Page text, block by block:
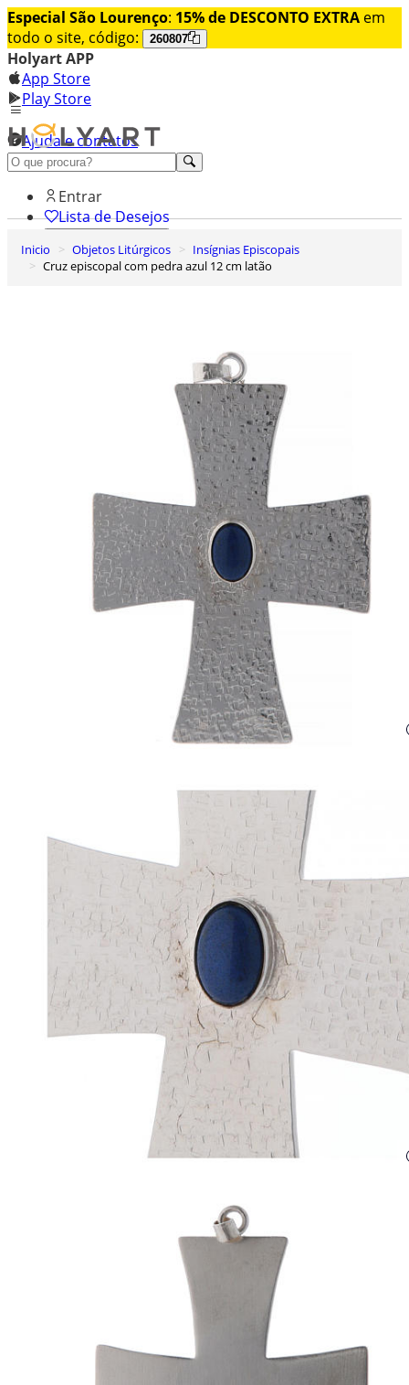
Especial São Lourenço: 15% de DESCONTO EXTRA em
todo o site, código:
260807
Holyart APP
App Store
Play Store
Ajuda e contatos
Conheça premium
Entrar
Lista de Desejos
0
Carrinho de Compras
Inicio Objetos Litúrgicos
Insígnias Episcopais
Cruz episcopal com pedra azul 12 cm latão